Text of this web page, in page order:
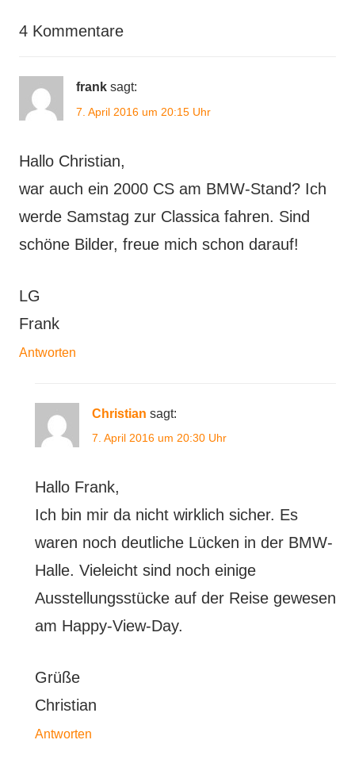
Techno
Tuning,
US-
Cars
4 Kommentare
frank sagt:
7. April 2016 um 20:15 Uhr
Hallo Christian,
war auch ein 2000 CS am BMW-Stand? Ich
werde Samstag zur Classica fahren. Sind
schöne Bilder, freue mich schon darauf!
LG
Frank
Antworten
Christian sagt:
7. April 2016 um 20:30 Uhr
Hallo Frank,
Ich bin mir da nicht wirklich sicher. Es
waren noch deutliche Lücken in der BMW-
Halle. Vieleicht sind noch einige
Ausstellungsstücke auf der Reise gewesen
am Happy-View-Day.
Grüße
Christian
Antworten